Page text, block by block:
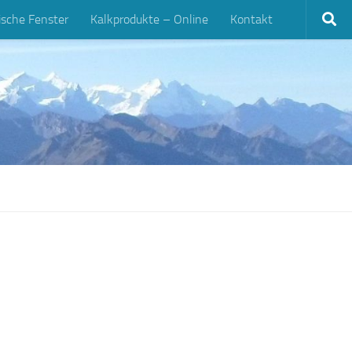
Fenster Kalkprodukte – Online Kontakt